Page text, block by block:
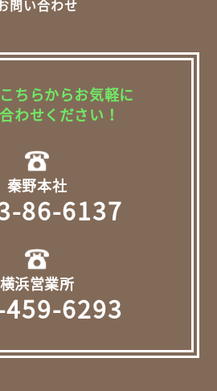
問い合わせ
ちらからお気軽に
わせください！
秦野本社
86-6137
横浜営業所
6293